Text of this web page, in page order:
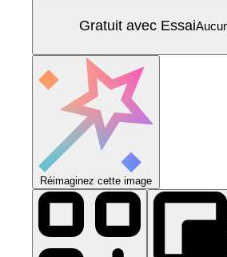
Gratuit avec Essai
Réimaginez cette image